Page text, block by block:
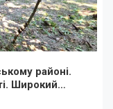
районі.
Широкий